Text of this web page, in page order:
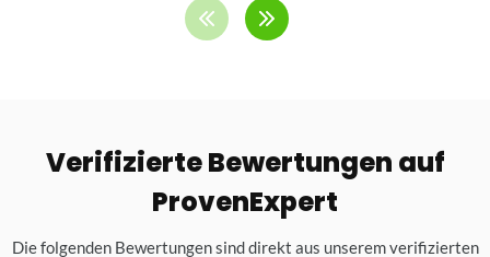
Verifizierte Bewertungen auf
ProvenExpert
Die folgenden Bewertungen sind direkt aus unserem verifizierten